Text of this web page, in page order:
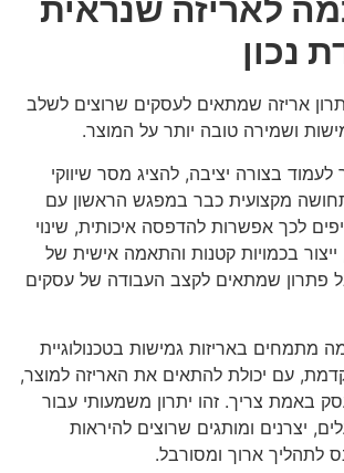
לאריזה שנראית
נכון
אריזה שמתאים לעסקים שרוצים לשלב
ושמירה טובה יותר על המוצר.
בצורה יציבה, להציג מסר שיווקי
מקצועית כבר במפגש הראשון עם
לכך אפשרות להדפסה איכותית, שינוי
ייצור בכמויות קטנות והתאמה אישית של
פתרון שמתאים לקצב העבודה של עסקים
מתמחים באריזות גמישות בטכנולוגיית
עם יכולת להתאים את האריזה למוצר,
באמת צריך. זהו יתרון משמעותי עבור
יצרנים ומותגים שרוצים להיראות
לתהליך ארוך ומסורבל.